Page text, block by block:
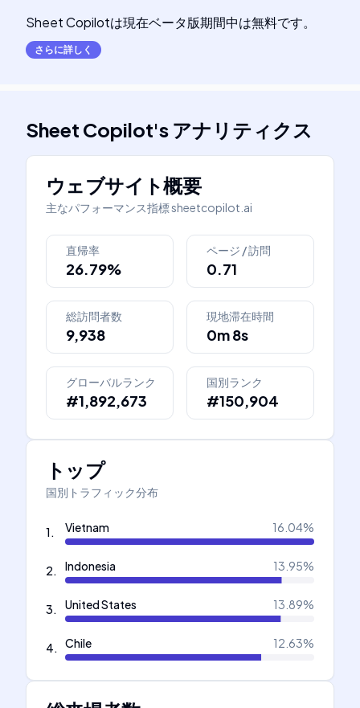
Sheet Copilotは現在ベータ版期間中は無料です。
さらに詳しく
Sheet Copilot's アナリティクス
ウェブサイト概要
主なパフォーマンス指標sheetcopilot.ai
直帰率
26.79%
ページ / 訪問
0.71
総訪問者数
9,938
現地滞在時間
0m 8s
グローバルランク
#1,892,673
国別ランク
#150,904
トップ
国別トラフィック分布
1. Vietnam 16.04%
2. Indonesia 13.95%
3. United States 13.89%
4. Chile 12.63%